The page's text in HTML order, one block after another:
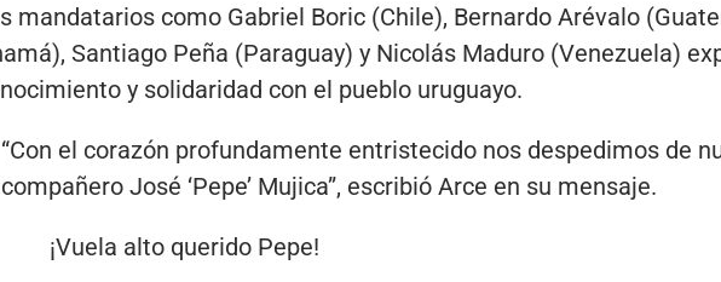
mandatarios como Gabriel Boric (Chile), Bernardo Arévalo
Santiago Peña (Paraguay) y Nicolás Maduro (Venezuela)
y solidaridad con el pueblo uruguayo.
“Con el corazón profundamente entristecido nos despedimos de
compañero José ‘Pepe’ Mujica”, escribió Arce en su mensaje.
¡Vuela alto querido Pepe!